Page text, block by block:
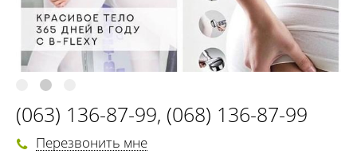
(063) 136-87-99, (068) 136-87-99
Перезвонить мне